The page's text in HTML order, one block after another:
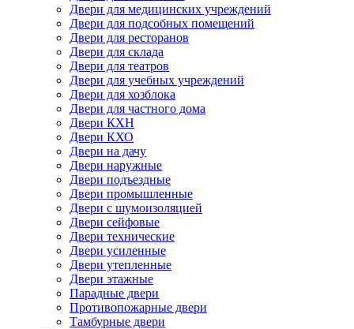
Двери для медицинских учреждений
Двери для подсобных помещений
Двери для ресторанов
Двери для склада
Двери для театров
Двери для учебных учреждений
Двери для хозблока
Двери для частного дома
Двери КХН
Двери КХО
Двери на дачу
Двери наружные
Двери подъездные
Двери промышленные
Двери с шумоизоляцией
Двери сейфовые
Двери технические
Двери усиленные
Двери утепленные
Двери этажные
Парадные двери
Противопожарные двери
Тамбурные двери